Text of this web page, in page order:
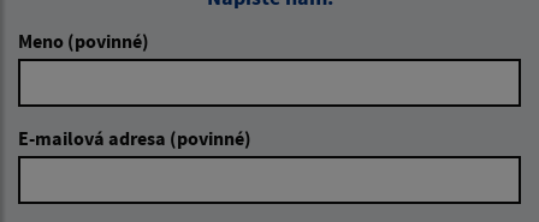
Meno (povinné)
E-mailová adresa (povinné)